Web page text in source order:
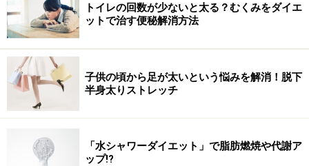
トイレの回数が少ないと太る？むくみをダイエ
ットで治す便秘解消方法
子供の頃から足が太いという悩みを解消！脱下
半身太りストレッチ
「水シャワーダイエット」で脂肪燃焼や代謝ア
ップ!?